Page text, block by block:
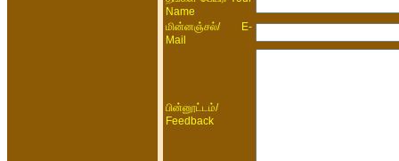
Name
மின்னஞ்சல்/ E-
Mail
பின்னூட்டம்/
Feedback